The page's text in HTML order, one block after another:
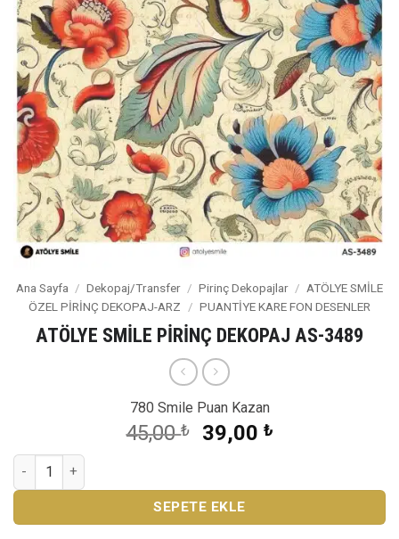
Ana Sayfa / Dekopaj/Transfer / Pirinç Dekopajlar / ATÖLYE SMİLE
ÖZEL PİRİNÇ DEKOPAJ-ARZ
/ PUANTİYE KARE FON DESENLER
ATÖLYE SMİLE PİRİNÇ DEKOPAJ AS-3489
780 Smile Puan Kazan
45,00₺
Orijinal
39,00 ₺Şu
39,00 ₺.
ATÖLYE SMİLE PİRİNÇ DEKOPAJ AS-3489 adet
SEPETE EKLE